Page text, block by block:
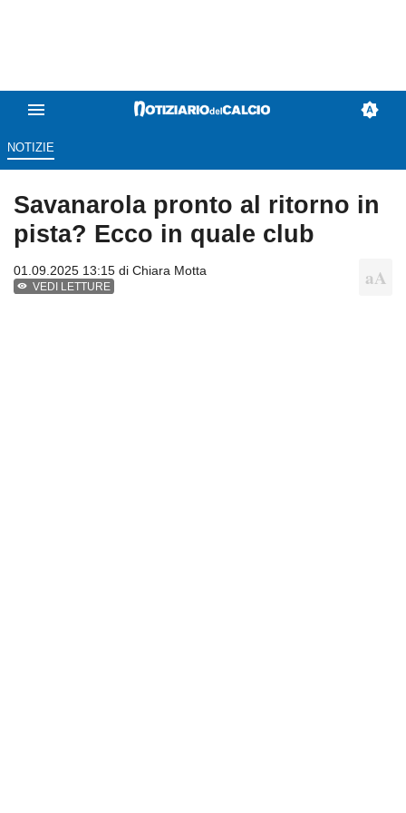
NOTIZIE
Savanarola pronto al ritorno in
pista? Ecco in quale club
01.09.2025 13:15 di Chiara Motta
VEDI LETTURE